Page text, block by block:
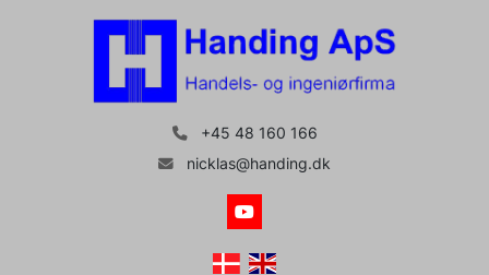
+45 48 160 166
nicklas@handing.dk
youtube